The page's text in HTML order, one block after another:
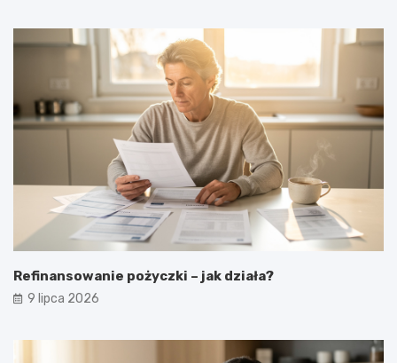
Refinansowanie pożyczki – jak działa?
9 lipca 2026